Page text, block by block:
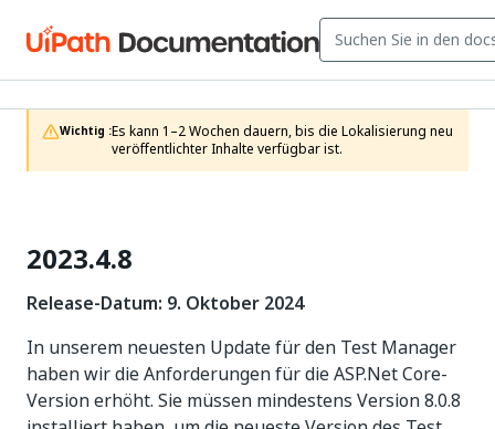
Wichtig :Es kann 1–2 Wochen dauern, bis die Lokalisierung neu
veröffentlichter Inhalte verfügbar ist.
2023.4.8
Release-Datum: 9. Oktober 2024
In unserem neuesten Update für den Test Manager
haben wir die Anforderungen für die ASP.Net Core-
Version erhöht. Sie müssen mindestens Version 8.0.8